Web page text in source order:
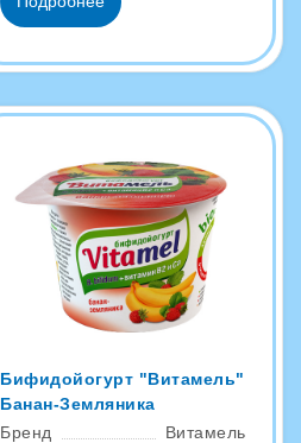
Бифидойогурт "Витамель"
Банан-Земляника
Бренд
Витамель